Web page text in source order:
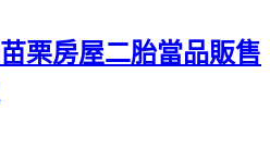
栗房屋二胎當品販售